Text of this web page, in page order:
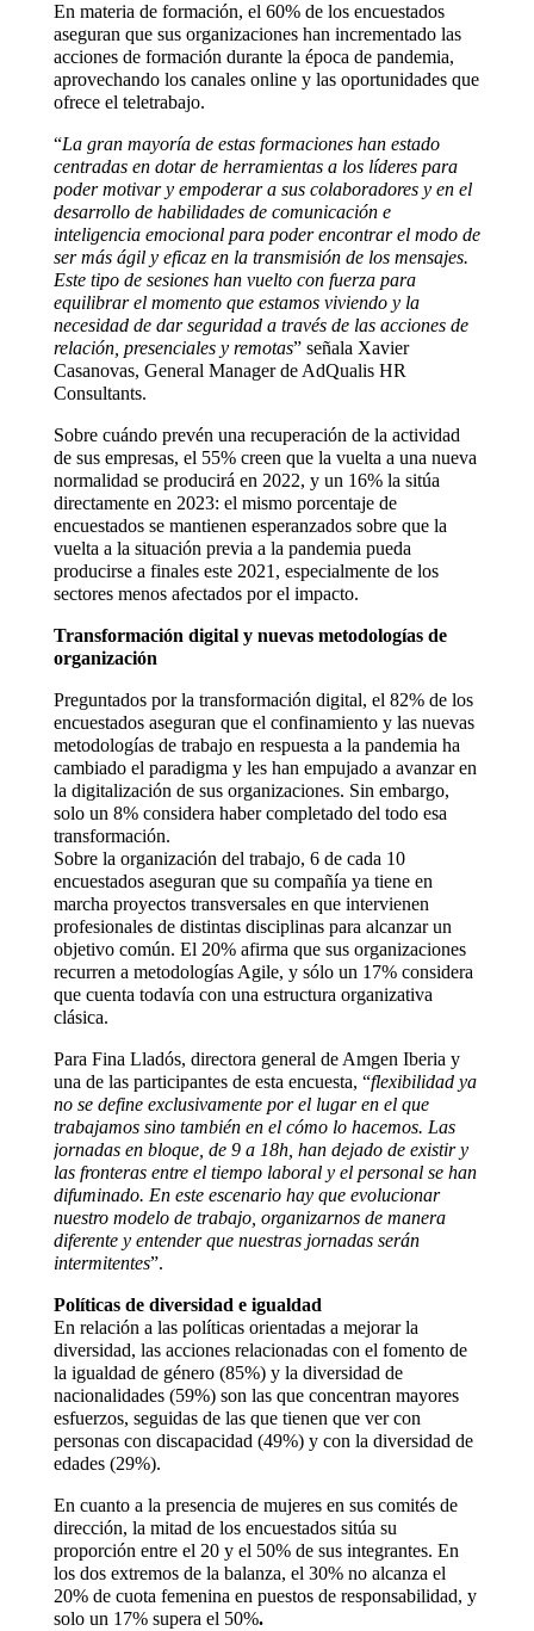
En materia de formación, el 60% de los encuestados
aseguran que sus organizaciones han incrementado las
acciones de formación durante la época de pandemia,
aprovechando los canales online y las oportunidades que
ofrece el teletrabajo.
“La gran mayoría de estas formaciones han estado
centradas en dotar de herramientas a los líderes para
poder motivar y empoderar a sus colaboradores y en el
desarrollo de habilidades de comunicación e
inteligencia emocional para poder encontrar el modo de
ser más ágil y eficaz en la transmisión de los mensajes.
Este tipo de sesiones han vuelto con fuerza para
equilibrar el momento que estamos viviendo y la
necesidad de dar seguridad a través de las acciones de
relación, presenciales y remotas” señala Xavier
Casanovas, General Manager de AdQualis HR
Consultants.
Sobre cuándo prevén una recuperación de la actividad
de sus empresas, el 55% creen que la vuelta a una nueva
normalidad se producirá en 2022, y un 16% la sitúa
directamente en 2023: el mismo porcentaje de
encuestados se mantienen esperanzados sobre que la
vuelta a la situación previa a la pandemia pueda
producirse a finales este 2021, especialmente de los
sectores menos afectados por el impacto.
Transformación digital y nuevas metodologías de
organización
Preguntados por la transformación digital, el 82% de los
encuestados aseguran que el confinamiento y las nuevas
metodologías de trabajo en respuesta a la pandemia ha
cambiado el paradigma y les han empujado a avanzar en
la digitalización de sus organizaciones. Sin embargo,
solo un 8% considera haber completado del todo esa
transformación.
Sobre la organización del trabajo, 6 de cada 10
encuestados aseguran que su compañía ya tiene en
marcha proyectos transversales en que intervienen
profesionales de distintas disciplinas para alcanzar un
objetivo común. El 20% afirma que sus organizaciones
recurren a metodologías Agile, y sólo un 17% considera
que cuenta todavía con una estructura organizativa
clásica.
Para Fina Lladós, directora general de Amgen Iberia y
una de las participantes de esta encuesta, “flexibilidad ya
no se define exclusivamente por el lugar en el que
trabajamos sino también en el cómo lo hacemos. Las
jornadas en bloque, de 9 a 18h, han dejado de existir y
las fronteras entre el tiempo laboral y el personal se han
difuminado. En este escenario hay que evolucionar
nuestro modelo de trabajo, organizarnos de manera
diferente y entender que nuestras jornadas serán
intermitentes”.
Políticas de diversidad e igualdad
En relación a las políticas orientadas a mejorar la
diversidad, las acciones relacionadas con el fomento de
la igualdad de género (85%) y la diversidad de
nacionalidades (59%) son las que concentran mayores
esfuerzos, seguidas de las que tienen que ver con
personas con discapacidad (49%) y con la diversidad de
edades (29%).
En cuanto a la presencia de mujeres en sus comités de
dirección, la mitad de los encuestados sitúa su
proporción entre el 20 y el 50% de sus integrantes. En
los dos extremos de la balanza, el 30% no alcanza el
20% de cuota femenina en puestos de responsabilidad, y
solo un 17% supera el 50%.